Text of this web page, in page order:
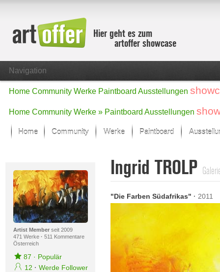
Hier geht es zum
artoffer showcase
Navigation
Home Community Werke Paintboard Ausstellungen
Home Community Werke » Paintboard Ausstellungen
Home Community Werke
Der letzte Monat im Fokus
Alle Fokus-Werke
Fokus-Werke
Alle neuen Werke
Paintboard
Artist Memberseit 2009
471 Werke · 511 Kommentare
Österreich
87 · Populär
12 · Werde Follower
Ingrid TROLP
"Die Farben Südafrikas" · 2011